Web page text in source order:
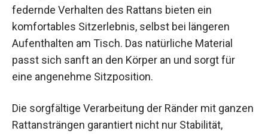
federnde Verhalten des Rattans bieten ein
komfortables Sitzerlebnis, selbst bei längeren
Aufenthalten am Tisch. Das natürliche Material
passt sich sanft an den Körper an und sorgt für
eine angenehme Sitzposition.
Die sorgfältige Verarbeitung der Ränder mit ganzen
Rattansträngen garantiert nicht nur Stabilität,